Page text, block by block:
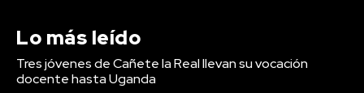
Lo más leído
Tres jóvenes de Cañete la Real llevan su vocación
docente hasta Uganda